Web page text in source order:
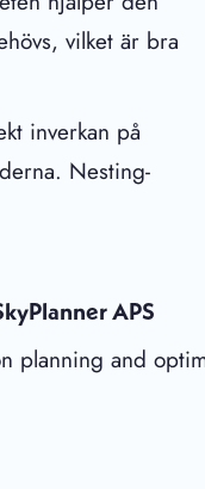
vilket är bra
inverkan på
Nesting-
APS
planning and